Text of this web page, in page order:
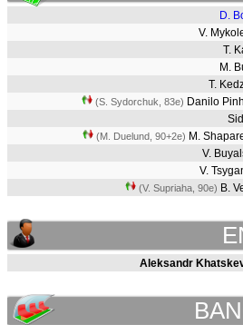
D.
V.
T.
M.
T.
(S. Sydorchuk, 83e) Danilo
(M. Duelund, 90+2e) M.
V.
V.
(V. Supriaha, 90e) B.
Aleksandr